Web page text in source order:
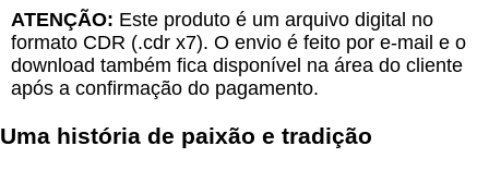
ATENÇÃO: Este produto é um arquivo digital no
formato CDR (.cdr x7). O envio é feito por e-mail e o
download também fica disponível na área do cliente
após a confirmação do pagamento.
Uma história de paixão e tradição